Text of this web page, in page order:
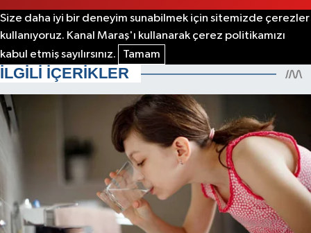
Size daha iyi bir deneyim sunabilmek için sitemizde çerezler
kullanıyoruz. Kanal Maraş'ı kullanarak çerez politikamızı
kabul etmiş sayılırsınız.
Tamam